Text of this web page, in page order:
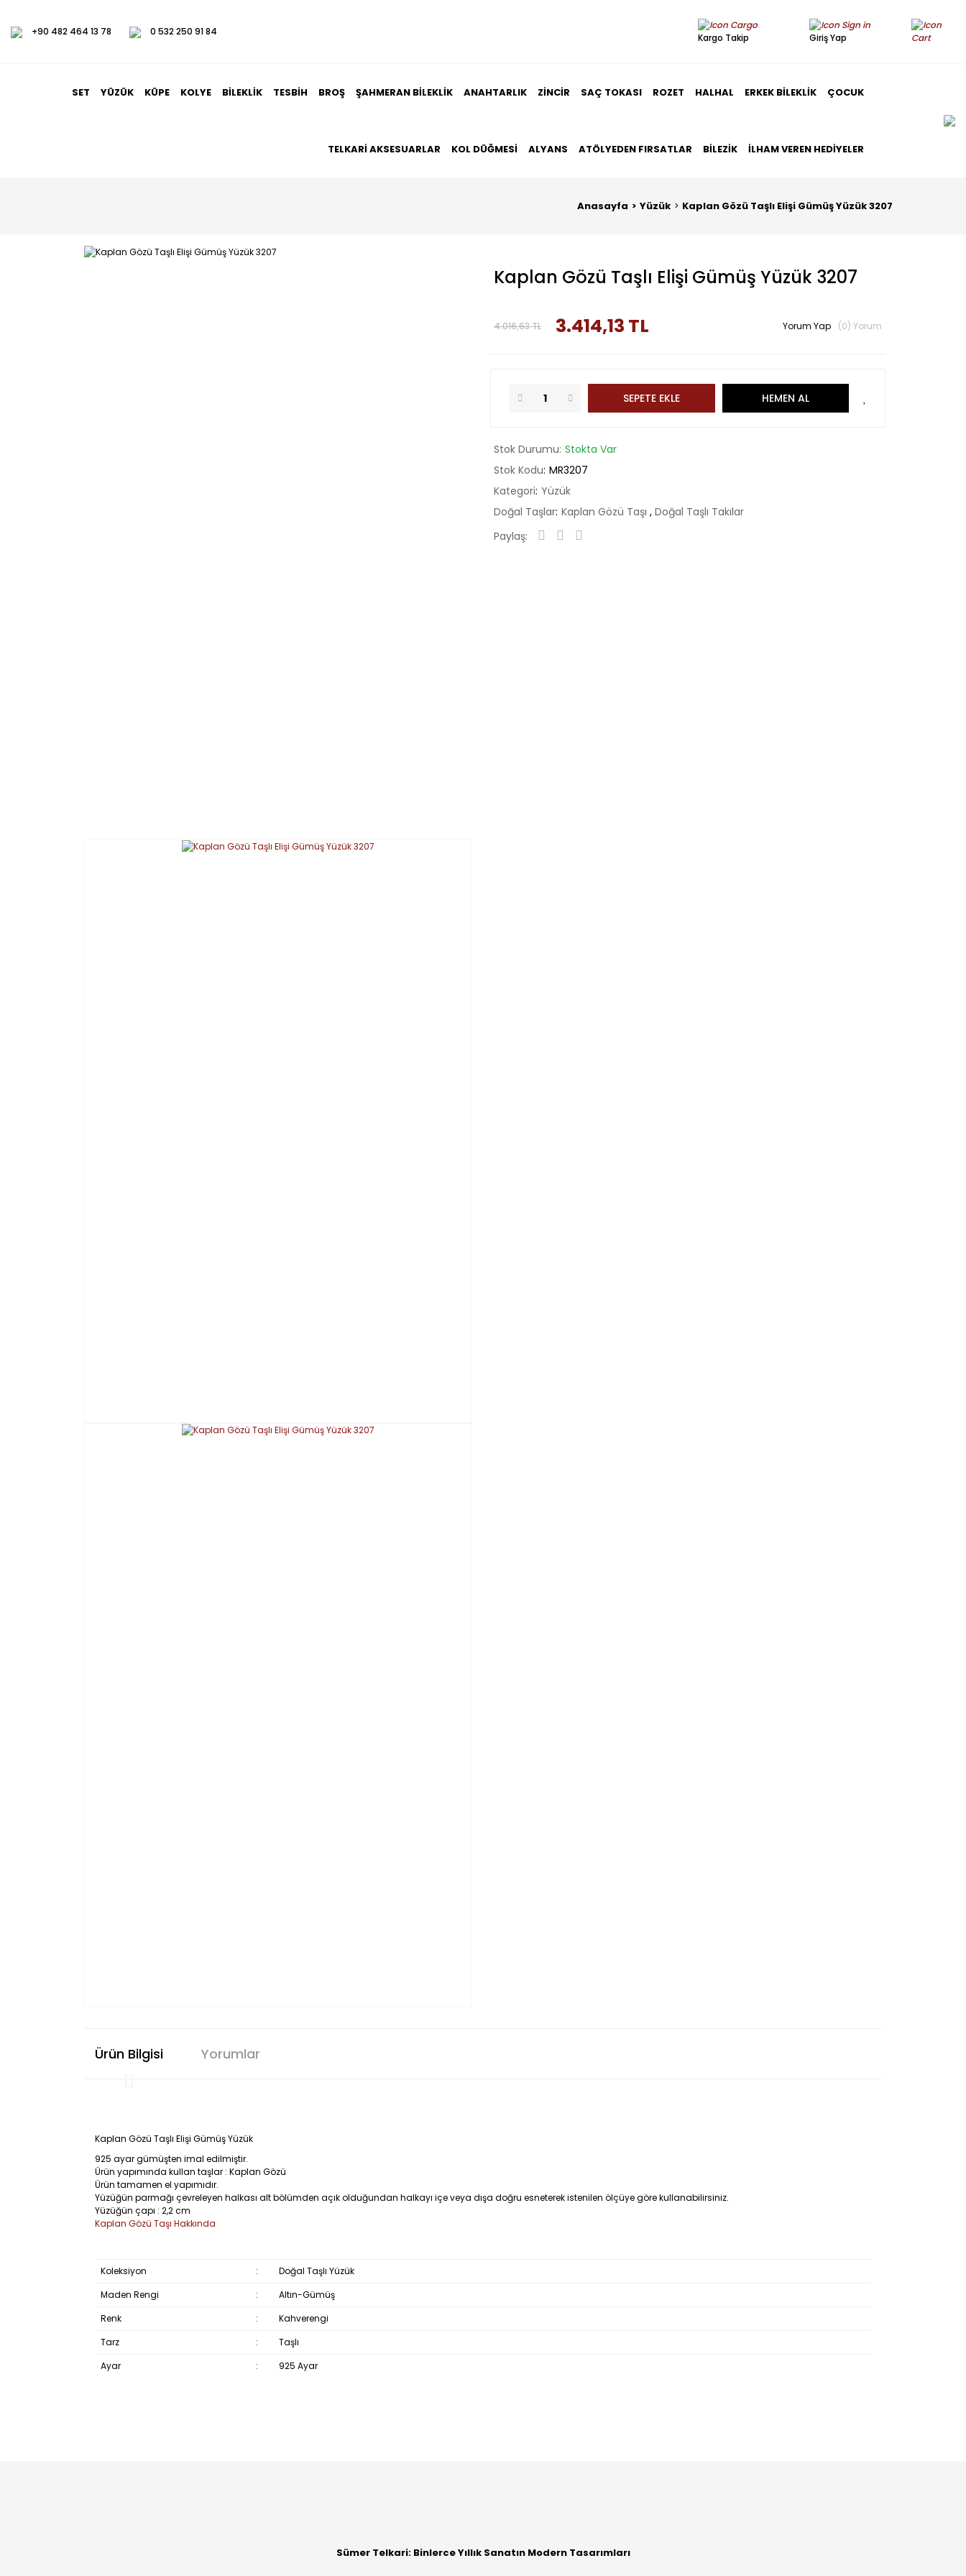
+90 482 464 13 78 0 532 250 91 84
Kargo Takip Giriş Yap
SET YÜZÜK KÜPE KOLYE BILEKLIK TESBIH BROŞ ŞAHMERAN BILEKLIK ANAHTARLIK ZINCIR SAÇ TOKASI ROZET HALHAL ERKEK BILEKLIK ÇOCUK
TELKARI AKSESUARLAR KOL DÜĞMESI ALYANS ATÖLYEDEN FIRSATLAR BILEZIK İLHAM VEREN HEDIYELER
Anasayfa Yüzük Kaplan Gözü Taşlı Elişi Gümüş Yüzük 3207
Kaplan Gözü Taşlı Elişi Gümüş Yüzük 3207
4.016,63 TL 3.414,13 TL Yorum Yap (0) Yorum
SEPETE EKLE HEMEN AL
Stok Durumu Stokta Var
Stok Kodu MR3207
Kategori Yüzük
Doğal Taşlar Kaplan Gözü Taşı , Doğal Taşlı Takılar
Paylaş:
Ürün Bilgisi Yorumlar
Kaplan Gözü Taşlı Elişi Gümüş Yüzük
925 ayar gümüşten imal edilmiştir.
Ürün yapımında kullan taşlar : Kaplan Gözü
Ürün tamamen el yapımıdır.
Yüzüğün parmağı çevreleyen halkası alt bölümden açık olduğundan halkayı içe veya dışa doğru esneterek istenilen ölçüye göre kullanabilirsiniz.
Yüzüğün çapı : 2,2 cm
Kaplan Gözü Taşı Hakkında
Koleksiyon :
Doğal Taşlı Yüzük
Maden Rengi
:
Altın-Gümüş
Renk
:
Kahverengi
Tarz
:
Taşlı
Ayar
: 925 Ayar
Sümer Telkari: Binlerce Yıllık Sanatın Modern Tasarımları